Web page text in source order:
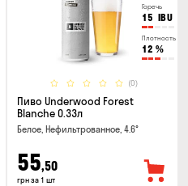
Горечь
15 IBU
Плотность
12 %
(0)
Пиво Underwood Forest
Blanche 0.33л
Белое, Нефильтрованное, 4.6°
55,50
грн за 1 шт